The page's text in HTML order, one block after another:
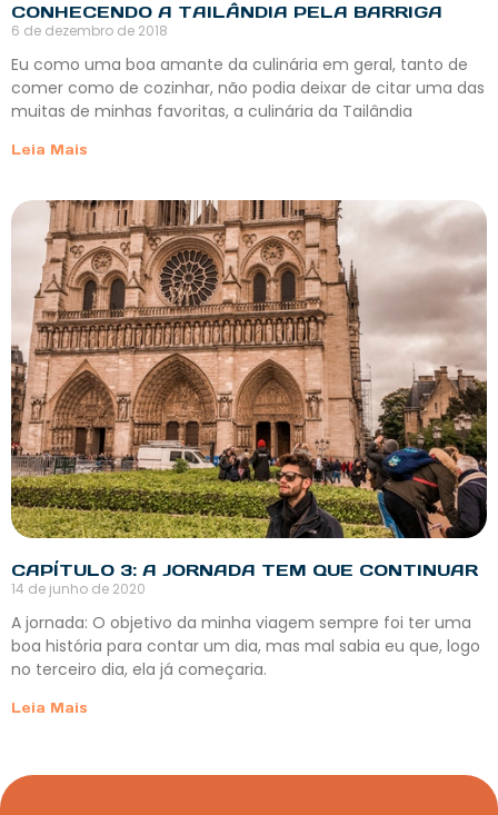
CONHECENDO A TAILÂNDIA PELA BARRIGA
6 de dezembro de 2018
Eu como uma boa amante da culinária em geral, tanto de
comer como de cozinhar, não podia deixar de citar uma das
muitas de minhas favoritas, a culinária da Tailândia
Leia Mais
CAPÍTULO 3: A JORNADA TEM QUE CONTINUAR
14 de junho de 2020
A jornada: O objetivo da minha viagem sempre foi ter uma
boa história para contar um dia, mas mal sabia eu que, logo
no terceiro dia, ela já começaria.
Leia Mais